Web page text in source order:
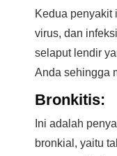
Kedua penyakit
virus, dan
selaput lendir
Anda sehingga
Bronkitis:
Ini adalah
bronkial, yaitu